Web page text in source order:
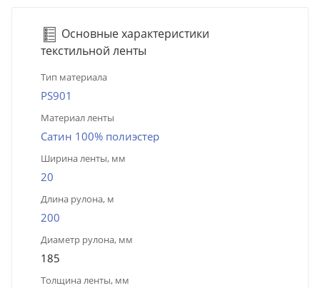
Основные характеристики
текстильной ленты
Тип материала
PS901
Материал ленты
Сатин 100% полиэстер
Ширина ленты, мм
20
Длина рулона, м
200
Диаметр рулона, мм
185
Толщина ленты, мм